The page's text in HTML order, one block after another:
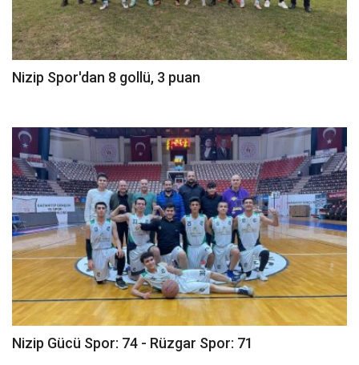
Nizip Spor'dan 8 gollü, 3 puan
Nizip Gücü Spor: 74 - Rüzgar Spor: 71